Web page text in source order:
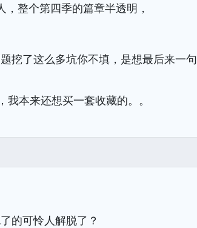
整个第四季的篇章半透明，
挖了这么多坑你不填，是想最后来一句
本来还想买一套收藏的。。
的可怜人解脱了？